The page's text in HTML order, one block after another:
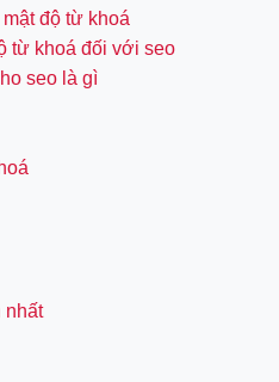
độ từ khoá
từ khoá đối với seo
seo là gì
nhất